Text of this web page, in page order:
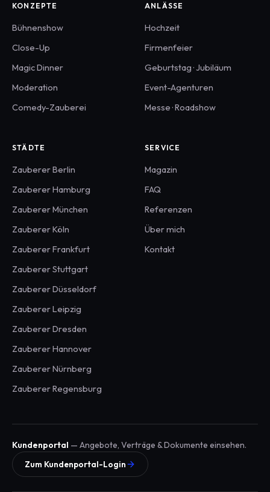
KONZEPTE
Bühnenshow
Close-Up
Magic Dinner
Moderation
Comedy-Zauberei
ANLÄSSE
Hochzeit
Firmenfeier
Geburtstag · Jubiläum
Event-Agenturen
Messe · Roadshow
STÄDTE
ZaubererBerlin
ZaubererHamburg
ZaubererMünchen
ZaubererKöln
ZaubererFrankfurt
ZaubererStuttgart
ZaubererDüsseldorf
ZaubererLeipzig
ZaubererDresden
ZaubererHannover
ZaubererNürnberg
ZaubererRegensburg
SERVICE
Magazin
FAQ
Referenzen
Über mich
Kontakt
Kundenportal — Angebote, Verträge & Dokumente einsehen.
Zum Kundenportal-Login